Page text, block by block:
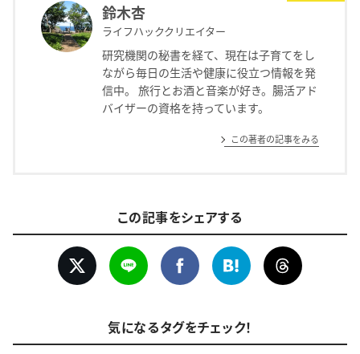
鈴木杏
ライフハッククリエイター
研究機関の秘書を経て、現在は子育てをし
ながら毎日の生活や健康に役立つ情報を発
信中。 旅行とお酒と音楽が好き。腸活アド
バイザーの資格を持っています。
この著者の記事をみる
この記事をシェアする
気になるタグをチェック！